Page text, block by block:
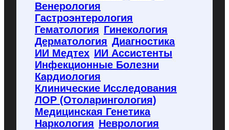
Венерология
Гастроэнтерология
Гематология Гинекология
Дерматология Диагностика
ИИ Медтех ИИ Ассистенты
Инфекционные Болезни
Кардиология
Клинические Исследования
ЛОР (отоларингология)
Медицинская Генетика
Наркология Неврология